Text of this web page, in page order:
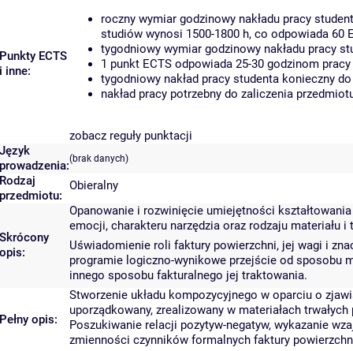
Punkty ECTS
i inne:
roczny wymiar godzinowy nakładu pracy
studiów wynosi 1500-1800 h, co odpowiada 60
tygodniowy wymiar godzinowy nakładu pracy
1 punkt ECTS odpowiada 25-30 godzinom
tygodniowy nakład pracy studenta konieczny
nakład pracy potrzebny do zaliczenia
zobacz reguły punktacji
Język
prowadzenia:(brak danych)
Rodzaj
przedmiotu:
Obieralny
Skrócony
opis:
Opanowanie i rozwinięcie umiejętności
emocji, charakteru narzędzia oraz rodzaju materiału i
Uświadomienie roli faktury powierzchni, jej wagi i
programie logiczno-wynikowe przejście od sposobu
innego sposobu fakturalnego jej traktowania.
Pełny opis:
Stworzenie układu kompozycyjnego w oparciu o
uporządkowany, zrealizowany w materiałach
Poszukiwanie relacji pozytyw-negatyw, wykazanie
zmienności czynników formalnych faktury